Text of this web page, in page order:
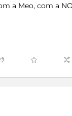
a Meo, com a